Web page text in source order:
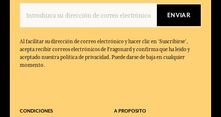
ENVIAR
Al facilitar su dirección de correo electrónico y hacer clic en 'Suscribirse',
acepta recibir correos electrónicos de Fragonard y confirma que ha leído y
aceptado nuestra política de privacidad. Puede darse de baja en cualquier
momento.
CONDICIONES A PROPOSITO